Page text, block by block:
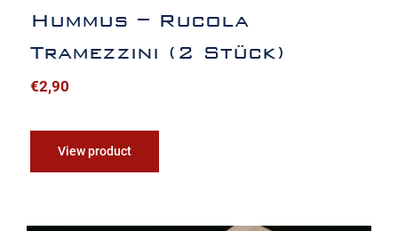
Hummus – Rucola
Tramezzini (2 Stück)
€2,90
View product